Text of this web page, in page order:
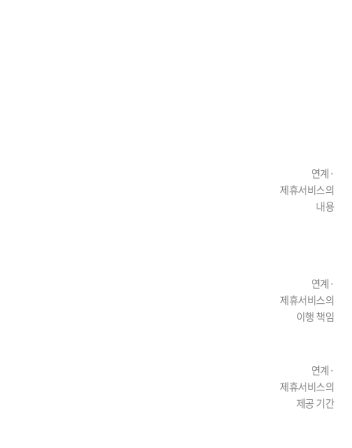
연계·
제휴서비스의
내용
연계·
제휴서비스의
이행 책임
연계·
제휴서비스의
제공 기간